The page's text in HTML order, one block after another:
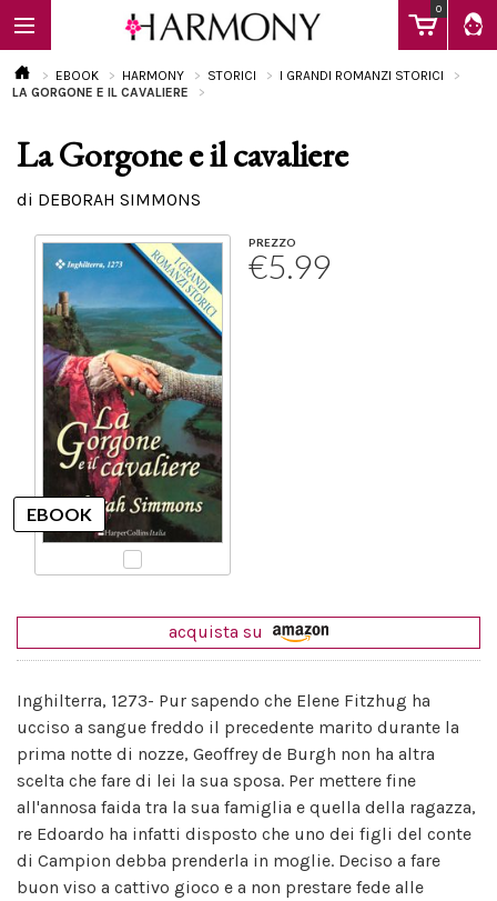
0
EBOOK
Calendario
EBOOK HARMONY STORICI
I GRANDI ROMANZI STORICI
LA GORGONE E IL CAVALIERE
La Gorgone e il cavaliere
di DEBORAH SIMMONS
PREZZO
€5.99
acquista su
Inghilterra, 1273- Pur sapendo che Elene Fitzhug ha
ucciso a sangue freddo il precedente marito durante la
prima notte di nozze, Geoffrey de Burgh non ha altra
scelta che fare di lei la sua sposa. Per mettere fine
all'annosa faida tra la sua famiglia e quella della ragazza,
re Edoardo ha infatti disposto che uno dei figli del conte
di Campion debba prenderla in moglie. Deciso a fare
buon viso a cattivo gioco e a non prestare fede alle